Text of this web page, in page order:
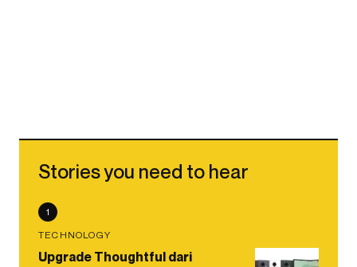
Stories you need to hear
1
TECHNOLOGY
Upgrade Thoughtful dari